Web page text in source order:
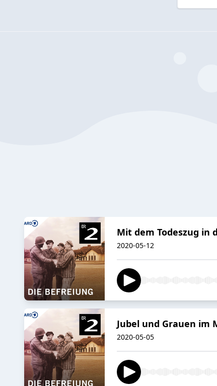
Mit dem Todeszug in
2020-05-12
Jubel und Grauen im
2020-05-05